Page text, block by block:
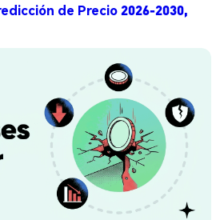
de Precio 2026-2030,